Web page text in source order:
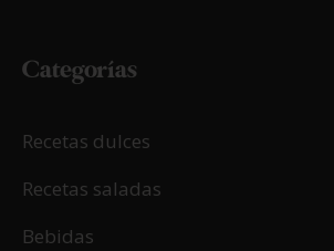
Categorías
Recetas dulces
Recetas saladas
Bebidas